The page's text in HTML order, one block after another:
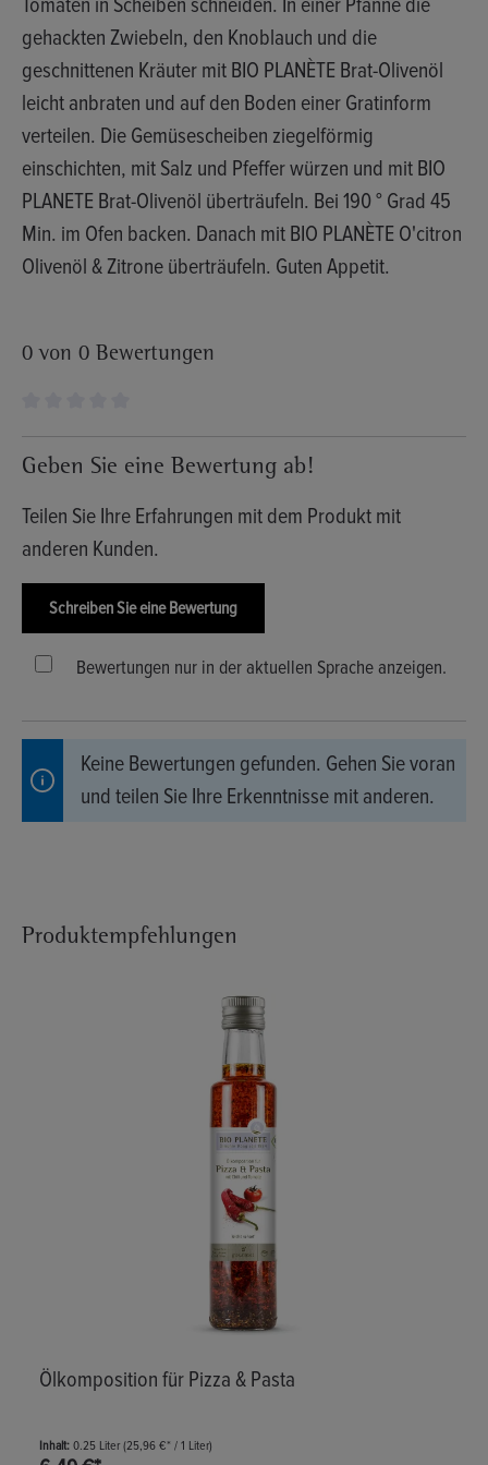
Tomaten in Scheiben schneiden. In einer Pfanne die
gehackten Zwiebeln, den Knoblauch und die
geschnittenen Kräuter mit BIO PLANÈTE Brat-Olivenöl
leicht anbraten und auf den Boden einer Gratinform
verteilen. Die Gemüsescheiben ziegelförmig
einschichten, mit Salz und Pfeffer würzen und mit BIO
PLANETE Brat-Olivenöl überträufeln. Bei 190 ° Grad 45
Min. im Ofen backen. Danach mit BIO PLANÈTE O'citron
Olivenöl & Zitrone überträufeln. Guten Appetit.
0 von 0 Bewertungen
Durchschnittliche Bewertung von 0 von 5 Sternen
Geben Sie eine Bewertung ab!
Teilen Sie Ihre Erfahrungen mit dem Produkt mit
anderen Kunden.
Schreiben Sie eine Bewertung
Bewertungen nur in der aktuellen Sprache anzeigen.
Keine Bewertungen gefunden. Gehen Sie voran
und teilen Sie Ihre Erkenntnisse mit anderen.
Produktempfehlungen
Ölkomposition für Pizza & Pasta
Inhalt: 0.25 Liter (25,96 €* / 1 Liter)